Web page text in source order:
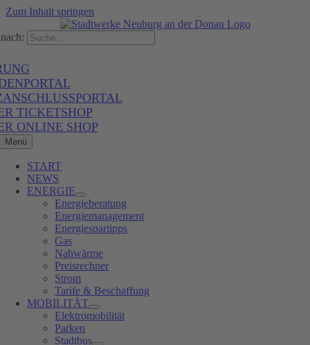
Zum Inhalt springen
TICKETSHOP
ONLINE SHOP
Menü
START
NEWS
ENERGIE
Energieberatung
Energiemanagement
Energiespartipps
Gas
Nahwärme
Preisrechner
Strom
Tarife & Beschaffung
MOBILITÄT
Elektromobilität
Parken
Stadtbus